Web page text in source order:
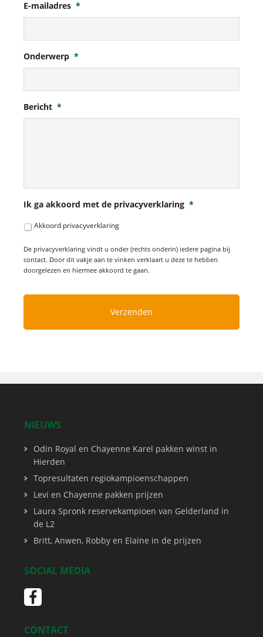
E-mailadres *
Onderwerp *
Bericht *
Ik ga akkoord met de privacyverklaring *
Akkoord privacyverklaring
De privacyverklaring vindt u onder (rechts onderin) iedere pagina bij
contact. Door dit vakje aan te vinken verklaart u deze te hebben
doorgelezen en hiermee akkoord te gaan.
NIEUWS
Odin Royal en Chayenne Karel pakken winst in
Hierden
Topresultaten regiokampioenschappen
Levi en Chayenne pakken prijzen
Laura Spronk reservekampioen van Gelderland in
de L2
Britt, Anwen, Robby en Elaine in de prijzen
SOCIAL MEDIA
CONTACT